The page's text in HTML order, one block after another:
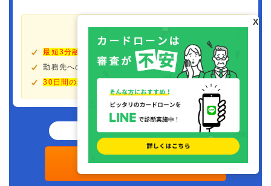
おすすめポイント
最短3分融資
勤務先への電話連絡＆郵送物は原則なし！
30日間の利息が0円
借入可能か1秒でわかる!!
プロミスの詳細はこちら
X